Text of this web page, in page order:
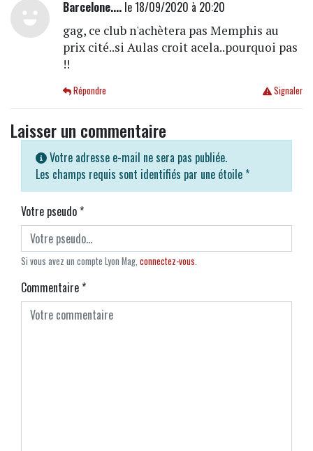
Barcelone....le 18/09/2020 à 20:20
gag, ce club n'achètera pas Memphis au
prix cité..si Aulas croit acela..pourquoi pas
!!
Signaler
Répondre
Laisser un commentaire
Votre adresse e-mail ne sera pas publiée.
Les champs requis sont identifiés par une étoile *
Votre pseudo*
Si vous avez un compte Lyon Mag, connectez-vous.
Commentaire*